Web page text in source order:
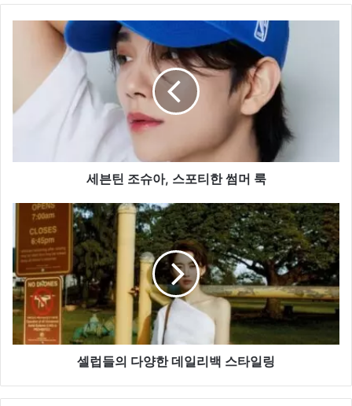
아,
티
세븐틴 조슈아, 스포티한 썸머 룩
들
의
다
양
한
데
일
셀럽들의 다양한 데일리백 스타일링